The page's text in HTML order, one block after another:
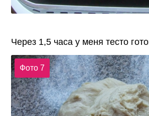
Через 1,5 часа у меня тесто
Фото 7